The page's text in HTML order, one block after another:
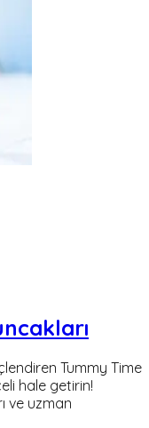
Tummy Time
hale getirin!
ve uzman